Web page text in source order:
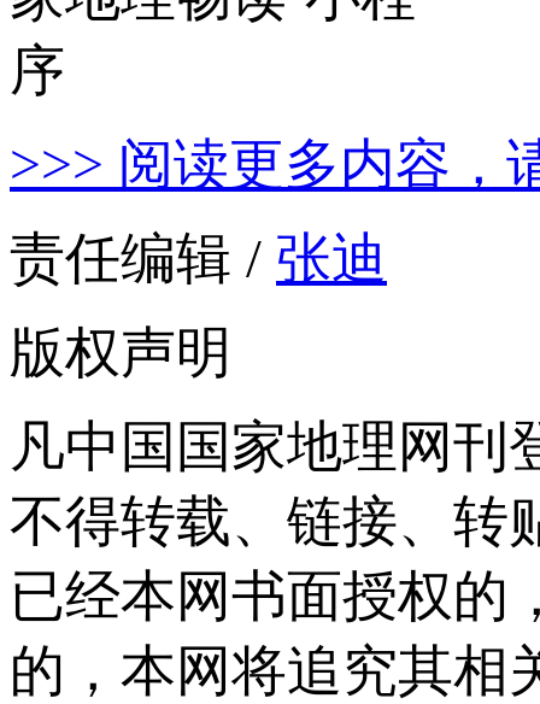
>>> 阅读更多内容，
责任编辑 / 张迪
版权声明
凡中国国家地理网刊
不得转载、链接、转
已经本网书面授权的
的，本网将追究其相